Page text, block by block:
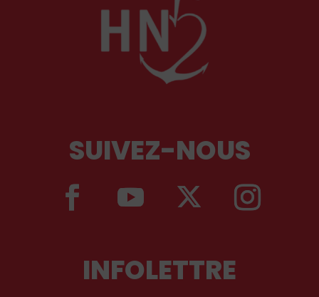
SUIVEZ-NOUS
INFOLETTRE